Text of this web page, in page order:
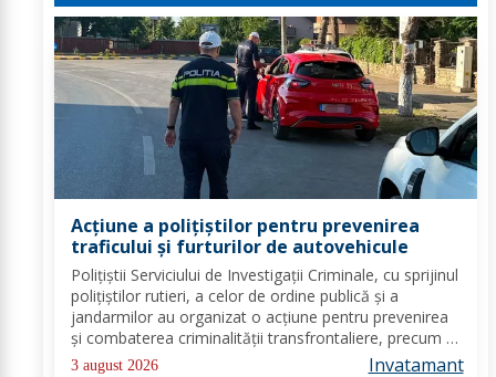
Acțiune a polițiștilor pentru prevenirea
traficului și furturilor de autovehicule
Polițiștii Serviciului de Investigații Criminale, cu sprijinul
polițiștilor rutieri, a celor de ordine publică și a
jandarmilor au organizat o acțiune pentru prevenirea
și combaterea criminalității transfrontaliere, precum și
pentru combaterea traficului și furturilor de
3 august 2026 Invatamant